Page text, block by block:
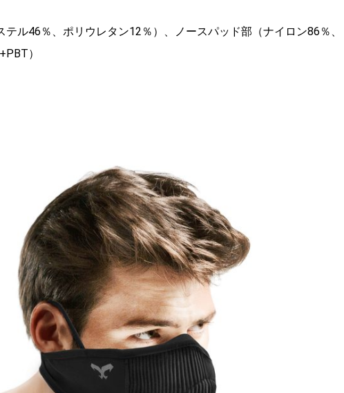
ル46％、ポリウレタン12％）、ノースパッド部（ナイロン86％、
）